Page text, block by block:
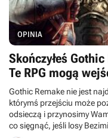
OPINIA
Skończyłeś
Te RPG mogą
Gothic Remake nie jest
którymś przejściu może
odsieczą i przynosimy
co sięgnąć, jeśli losy